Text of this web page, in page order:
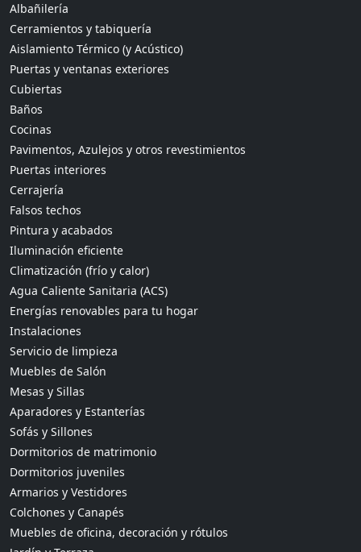
Albañilería
Cerramientos y tabiquería
Aislamiento Térmico (y Acústico)
Puertas y ventanas exteriores
Cubiertas
Baños
Cocinas
Pavimentos, Azulejos y otros revestimientos
Puertas interiores
Cerrajería
Falsos techos
Pintura y acabados
Iluminación eficiente
Climatización (frío y calor)
Agua Caliente Sanitaria (ACS)
Energías renovables para tu hogar
Instalaciones
Servicio de limpieza
Muebles de Salón
Mesas y Sillas
Aparadores y Estanterías
Sofás y Sillones
Dormitorios de matrimonio
Dormitorios juveniles
Armarios y Vestidores
Colchones y Canapés
Muebles de oficina, decoración y rótulos